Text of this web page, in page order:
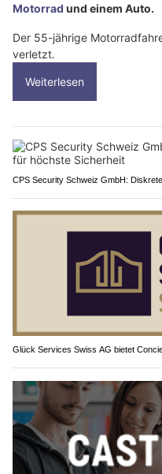
Motorrad und einem Auto.
Der 55-jährige
verletzt.
Weiterlesen
CPS Security Schweiz GmbH:
Glück Services Swiss AG bietet